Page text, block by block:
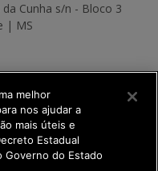
Cunha s/n - Bloco 3
| MS
melhor
nos ajudar a
mais úteis e
Estadual
Governo do Estado